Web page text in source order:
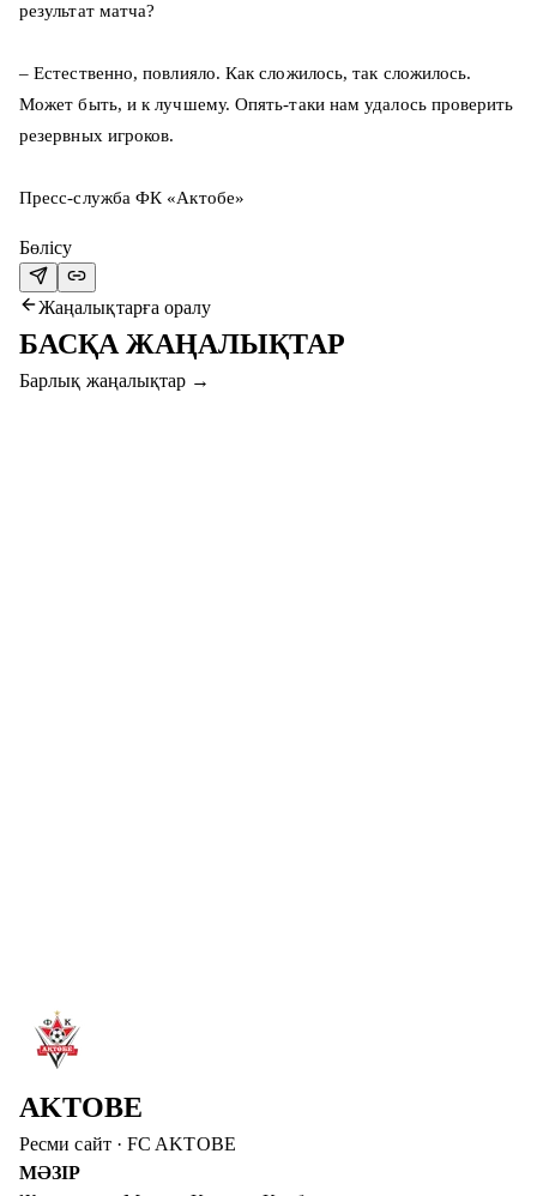
результат матча?
– Естественно, повлияло. Как сложилось, так сложилось.
Может быть, и к лучшему. Опять-таки нам удалось проверить
резервных игроков.
Пресс-служба ФК «Актобе»
Бөлісу
Жаңалықтарға оралу
БАСҚА ЖАҢАЛЫҚТАР
Барлық жаңалықтар →
Толығырақ
AKTOBE
Ресми сайт·FC AKTOBE
МӘЗІР